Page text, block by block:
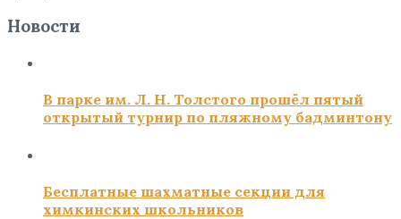
Новости
В парке им. Л. Н. Толстого прошёл пятый
открытый турнир по пляжному бадминтону
Бесплатные шахматные секции для
химкинских школьников